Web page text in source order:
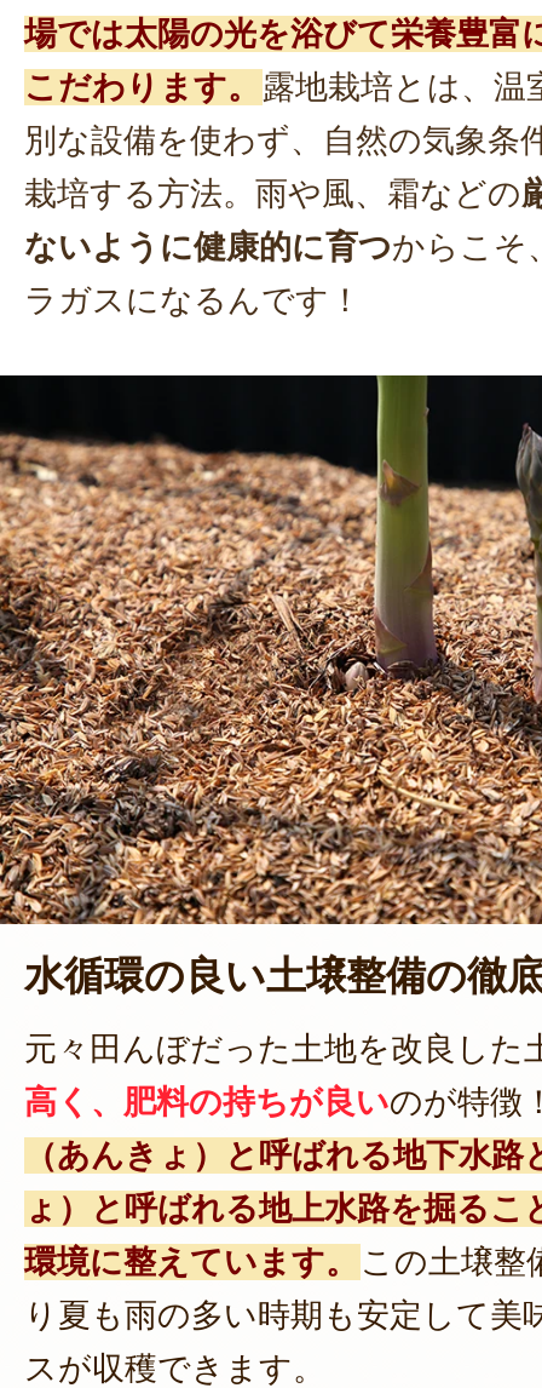
場では太陽の光を浴びて栄養豊富
こだわります。
露地栽培とは、温
別な設備を使わず、自然の気象条
栽培する方法。雨や風、霜などの
ないように健康的に育つからこそ
ラガスになるんです！
水循環の良い土壌整備の徹
元々田んぼだった土地を改良した
高く、肥料の持ちが良いのが特徴
（あんきょ）と呼ばれる地下水路
ょ）と呼ばれる地上水路を掘るこ
環境に整えています。
この土壌整
り夏も雨の多い時期も安定して美
スが収穫できます。